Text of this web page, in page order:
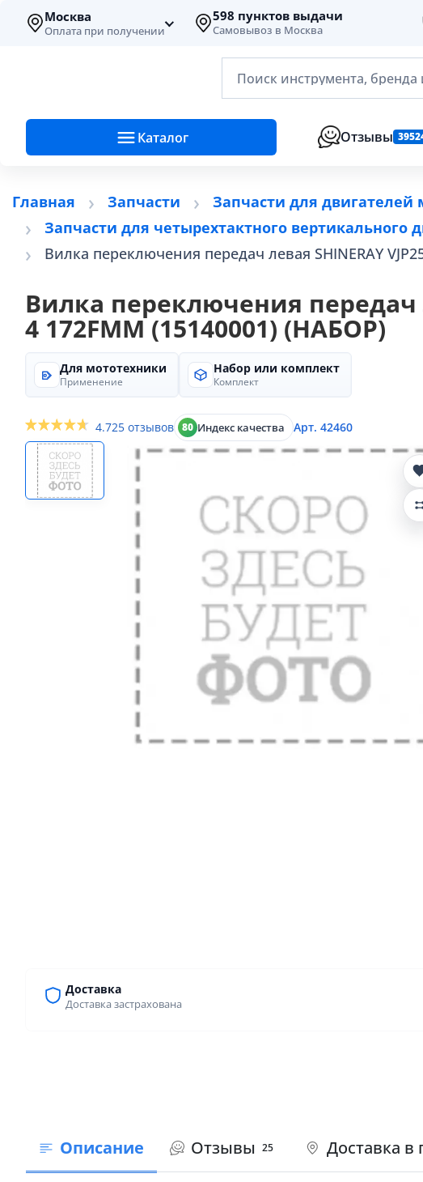
Москва
Оплата при получении
598 пунктов выдачи
Самовывоз в Москва
Поиск инструмента, бренда
Каталог Отзывы
Главная Запчасти
Запчасти для двигателей
Запчасти для четырехтактного вертикального
Вилка переключения передач левая SHINERAY
Вилка переключения передач
4 172FMM (15140001) (НАБОР)
Для мототехники
Применение
Набор или комплект
Комплект
4.725 отзывов 80 Индекс качества Арт. 42460
Доставка
Доставка застрахована
Описание Отзывы 25 Доставка в